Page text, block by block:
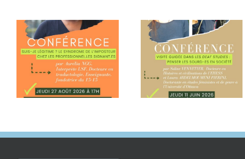
Conférence Visite
guidée dans les Deaf
studies : penser les
sourd.es en société
Journée des familles,
samedi 13 juin